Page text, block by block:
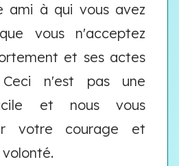
ami à qui vous avez
vous n'acceptez
et ses actes
n'est pas une
et nous vous
votre courage et